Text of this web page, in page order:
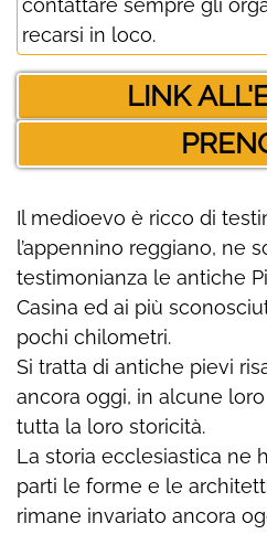
contattare sempre gli
recarsi in loco.
LINK
Il medioevo è ricco di
l’appennino reggiano, ne
testimonianza le antiche
Casina ed ai più
pochi chilometri.
Si tratta di antiche pievi
ancora oggi, in alcune
tutta la loro storicità.
La storia ecclesiastica ne
parti le forme e le
rimane invariato ancora